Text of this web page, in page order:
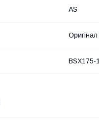
AS
Оригінал
BSX175-